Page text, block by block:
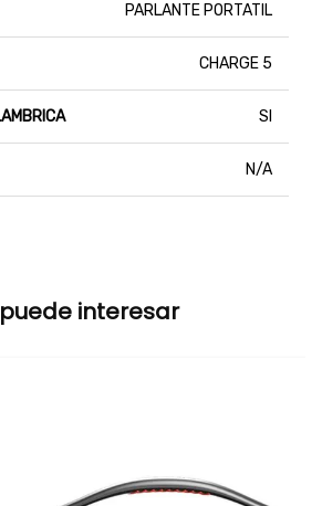
PARLANTE PORTATIL
CHARGE 5
SI
N/A
interesar